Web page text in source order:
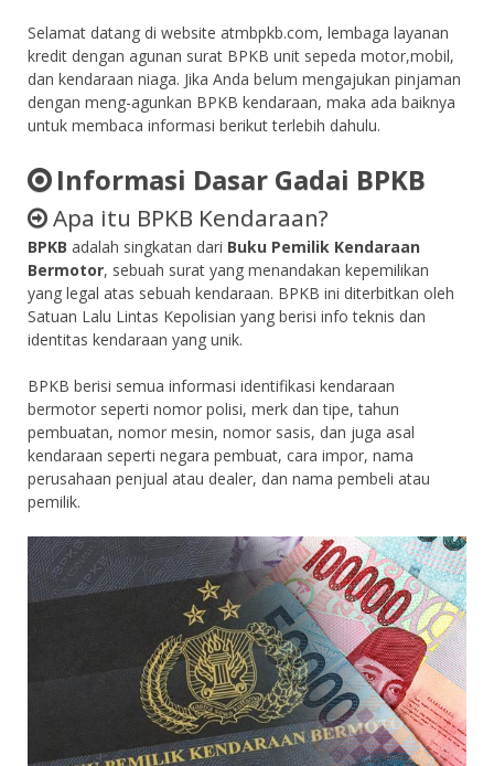
Selamat datang di website atmbpkb.com, lembaga layanan
kredit dengan agunan surat BPKB unit sepeda motor,mobil,
dan kendaraan niaga. Jika Anda belum mengajukan pinjaman
dengan meng-agunkan BPKB kendaraan, maka ada baiknya
untuk membaca informasi berikut terlebih dahulu.
Informasi Dasar Gadai BPKB
Apa itu BPKB Kendaraan?
BPKB adalah singkatan dari Buku Pemilik Kendaraan
Bermotor, sebuah surat yang menandakan kepemilikan
yang legal atas sebuah kendaraan. BPKB ini diterbitkan oleh
Satuan Lalu Lintas Kepolisian yang berisi info teknis dan
identitas kendaraan yang unik.
BPKB berisi semua informasi identifikasi kendaraan
bermotor seperti nomor polisi, merk dan tipe, tahun
pembuatan, nomor mesin, nomor sasis, dan juga asal
kendaraan seperti negara pembuat, cara impor, nama
perusahaan penjual atau dealer, dan nama pembeli atau
pemilik.